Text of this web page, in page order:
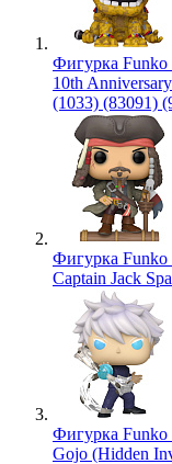
Фигурка Funko
10th
(1033) (83091)
Фигурка Funko
Captain Jack
Фигурка Funko
Gojo (Hidden